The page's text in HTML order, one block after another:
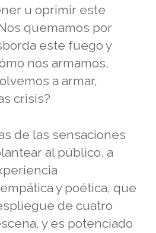
u oprimir este
quemamos por
este fuego y
nos armamos,
a armar,
crisis?
de las sensaciones
al público, a
y poética, que
de cuatro
y es potenciado